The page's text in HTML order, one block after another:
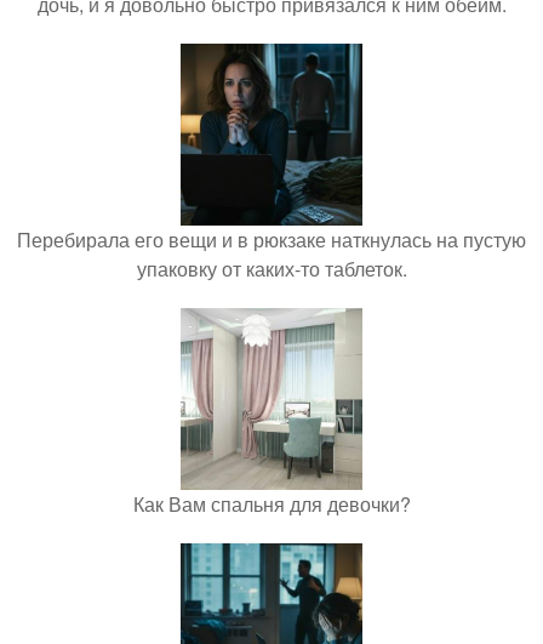
Перебирала его вещи и в рюкзаке наткнулась на пустую
упаковку от каких-то таблеток.
Как Вам спальня для девочки?